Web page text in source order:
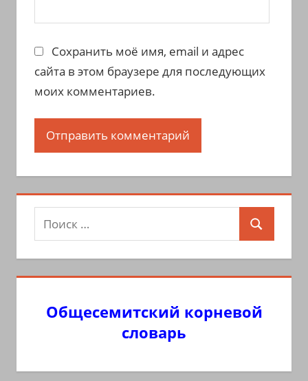
Сохранить моё имя, email и адрес
сайта в этом браузере для последующих
моих комментариев.
Поиск
для:
Поиск
Общесемитский корневой
словарь